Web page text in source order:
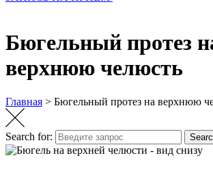
Бюгельный протез
верхнюю челюсть
Главная > Бюгельный протез на верхнюю
Search for: